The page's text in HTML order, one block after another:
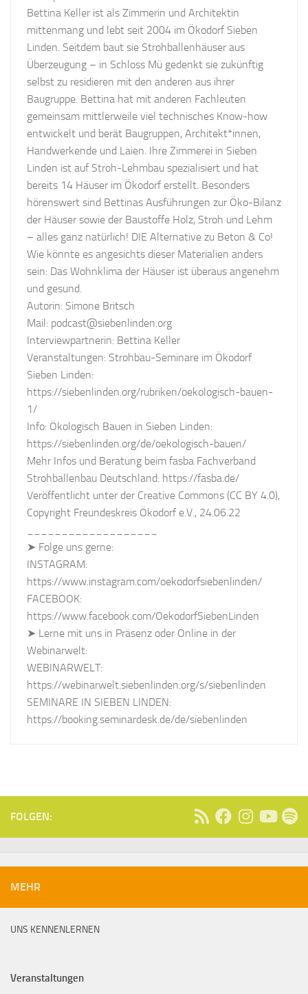
Bettina Keller ist als Zimmerin und Architektin
mittenmang und lebt seit 2004 im Ökodorf Sieben
Linden. Seitdem baut sie Strohballenhäuser aus
Überzeugung – in Schloss Mü gedenkt sie zukünftig
selbst zu residieren mit den anderen aus ihrer
Baugruppe. Bettina hat mit anderen Fachleuten
gemeinsam mittlerweile viel technisches Know-how
entwickelt und berät Baugruppen, Architekt*innen,
Handwerkende und Laien. Ihre Zimmerei in Sieben
Linden ist auf Stroh-Lehmbau spezialisiert und hat
bereits 14 Häuser im Ökodorf erstellt. Besonders
hörenswert sind Bettinas Ausführungen zur Öko-Bilanz
der Häuser sowie der Baustoffe Holz, Stroh und Lehm
– alles ganz natürlich! DIE Alternative zu Beton & Co!
Wie könnte es angesichts dieser Materialien anders
sein: Das Wohnklima der Häuser ist überaus angenehm
und gesund.
Autorin: Simone Britsch
Mail: podcast@siebenlinden.org
Interviewpartnerin: Bettina Keller
Veranstaltungen: Strohbau-Seminare im Ökodorf
Sieben Linden:
https://siebenlinden.org/rubriken/oekologisch-bauen-
1/
Info: Ökologisch Bauen in Sieben Linden:
https://siebenlinden.org/de/oekologisch-bauen/
Mehr Infos und Beratung beim fasba Fachverband
Strohballenbau Deutschland: https://fasba.de/
Veröffentlicht unter der Creative Commons (CC BY 4.0),
Copyright Freundeskreis Ökodorf e.V., 24.06.22
➤ Folge uns gerne:
INSTAGRAM:
https://www.instagram.com/oekodorfsiebenlinden/
FACEBOOK:
https://www.facebook.com/OekodorfSiebenLinden
➤ Lerne mit uns in Präsenz oder Online in der
Webinarwelt:
WEBINARWELT:
https://webinarwelt.siebenlinden.org/s/siebenlinden
SEMINARE IN SIEBEN LINDEN:
https://booking.seminardesk.de/de/siebenlinden
FOLGEN:
MEHR
UNS KENNENLERNEN
Veranstaltungen